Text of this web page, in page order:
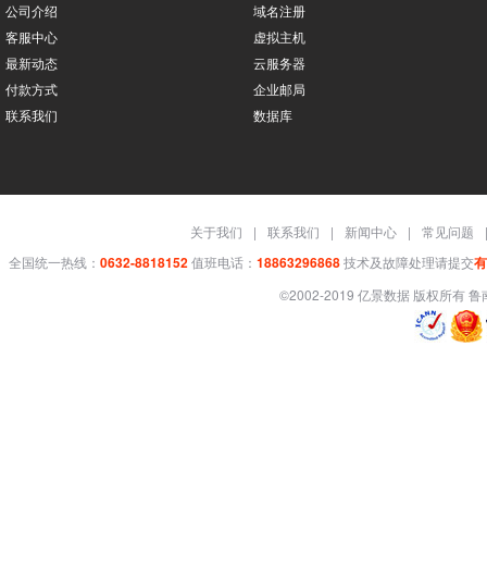
公司介绍
客服中心
最新动态
付款方式
联系我们
域名注册
虚拟主机
云服务器
企业邮局
数据库
关于我们 | 联系我们 | 新闻中心 | 常见问题
|
全国统一热线： 0632-8818152值班电话： 18863296868技术及故障处理请提交
©2002-2019 亿景数据 版权所有鲁